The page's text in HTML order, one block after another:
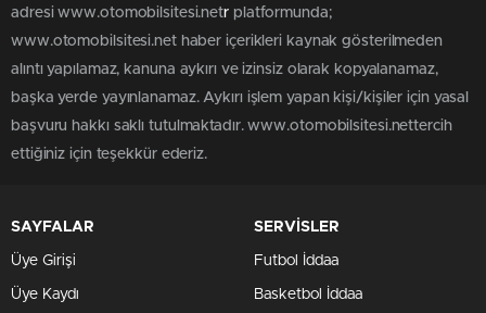
adresi www.otomobilsitesi.netr platformunda;
www.otomobilsitesi.net haber içerikleri kaynak gösterilmeden
alıntı yapılamaz, kanuna aykırı ve izinsiz olarak kopyalanamaz,
başka yerde yayınlanamaz. Aykırı işlem yapan kişi/kişiler için yasal
başvuru hakkı saklı tutulmaktadır. www.otomobilsitesi.nettercih
ettiğiniz için teşekkür ederiz.
SAYFALAR
Üye Girişi
Üye Kaydı
SERVİSLER
Futbol İddaa
Basketbol İddaa